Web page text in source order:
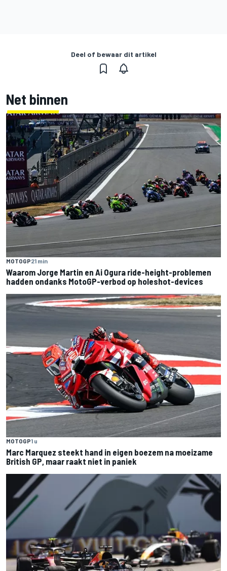
Deel of bewaar dit artikel
Net binnen
MOTOGP21 min
Waarom Jorge Martin en Ai Ogura ride-height-problemen
hadden ondanks MotoGP-verbod op holeshot-devices
MOTOGP1 u
Marc Marquez steekt hand in eigen boezem na moeizame
British GP, maar raakt niet in paniek